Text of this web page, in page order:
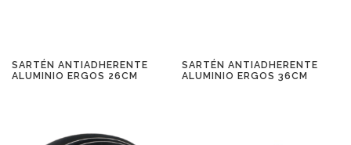
SARTÉN ANTIADHERENTE
ALUMINIO ERGOS 26CM
SARTÉN ANTIADHERENTE
ALUMINIO ERGOS 36CM